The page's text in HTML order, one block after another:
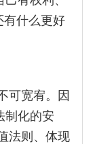
有什么更好
可宽宥。因
制化的安
法则、体现